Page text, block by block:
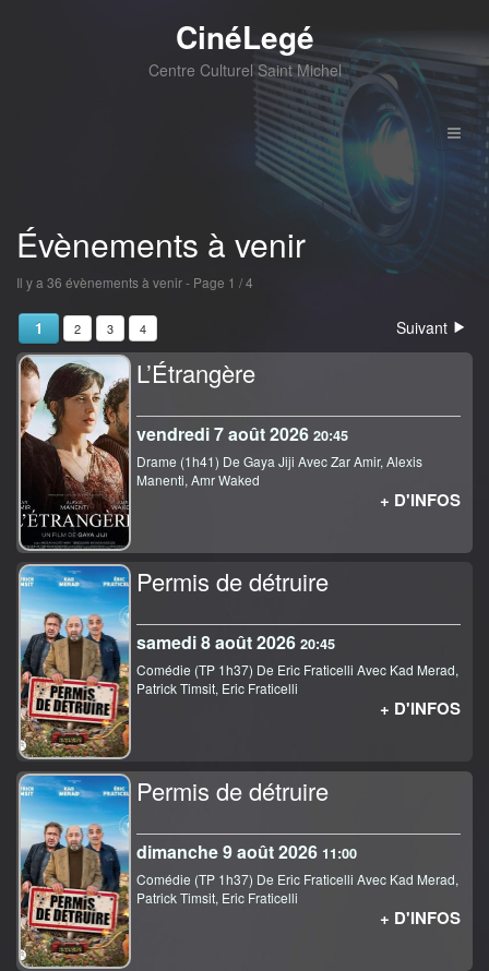
CinéLegé
Centre Culturel Saint Michel
Évènements à venir
Il y a 36 évènements à venir- Page 1 / 4
1 2 3 4 Suivant
L’Étrangère
vendredi 7 août 2026 20:45
Drame (1h41) De Gaya Jiji Avec Zar Amir, Alexis
Manenti, Amr Waked
+ D'INFOS
Permis de détruire
samedi 8 août 2026 20:45
Comédie (TP 1h37) De Eric Fraticelli Avec Kad Merad,
Patrick Timsit, Eric Fraticelli
+ D'INFOS
Permis de détruire
dimanche 9 août 2026 11:00
Comédie (TP 1h37) De Eric Fraticelli Avec Kad Merad,
Patrick Timsit, Eric Fraticelli
+ D'INFOS